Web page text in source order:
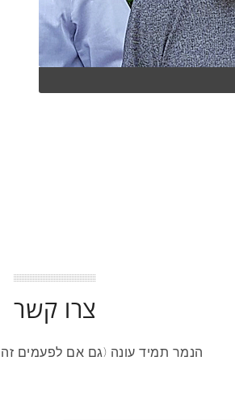
צרו קשר
הנמר תמיד עונה (גם אם לפעמים זה